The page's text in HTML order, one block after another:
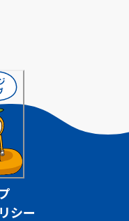
シー